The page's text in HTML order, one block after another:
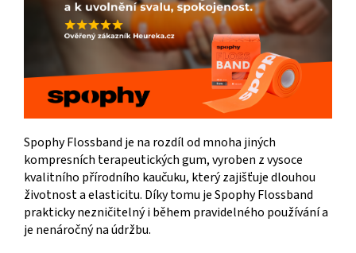
Spophy Flossband je na rozdíl od mnoha jiných
kompresních terapeutických gum, vyroben z vysoce
kvalitního přírodního kaučuku, který zajišťuje dlouhou
životnost a elasticitu. Díky tomu je Spophy Flossband
prakticky nezničitelný i během pravidelného používání a
je nenáročný na údržbu.